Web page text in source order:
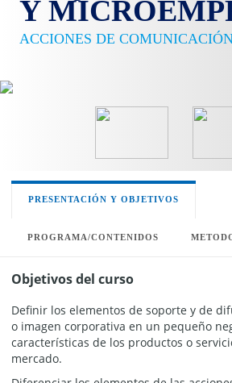
Y
ACCIONES DE
PRESENTACIÓN Y OBJETIVOS
PROGRAMA/CONTENIDOS
Objetivos del curso
Definir los elementos de soporte y de
o imagen corporativa en un pequeño
características de los productos o
mercado.